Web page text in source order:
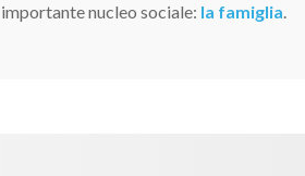
importante nucleo sociale: la famiglia.